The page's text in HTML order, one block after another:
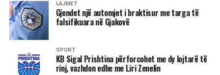
LAJMET
Gjendet një automjet i braktisur me targa të
falsifikuara në Gjakovë
SPORT
KB Sigal Prishtina përforcohet me dy lojtarë të
rinj, vazhdon edhe me Liri Zenelin